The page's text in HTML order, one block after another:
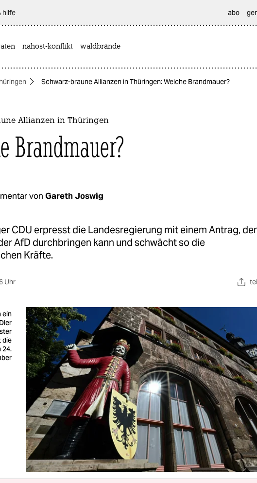
hilfe abo
nahost-konflikt waldbrände
Schwarz-braune Allianzen in Thüringen: Welche Brandmauer?
Allianzen in Thüringen
Brandmauer?
von Gareth Joswig
CDU erpresst die Landesregierung mit einem Antrag,
AfD durchbringen kann und schwächt so die
Kräfte.
Uhr
ein
die
24.